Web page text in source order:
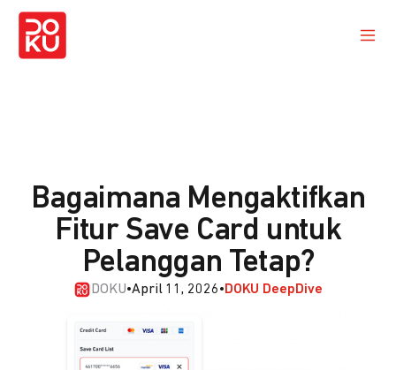
Bagaimana Mengaktifkan
Fitur Save Card untuk
Pelanggan Tetap?
DOKU•April 11, 2026•DOKU DeepDive